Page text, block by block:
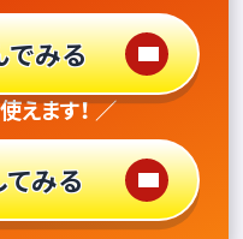
でみる
えます！ ／
みる